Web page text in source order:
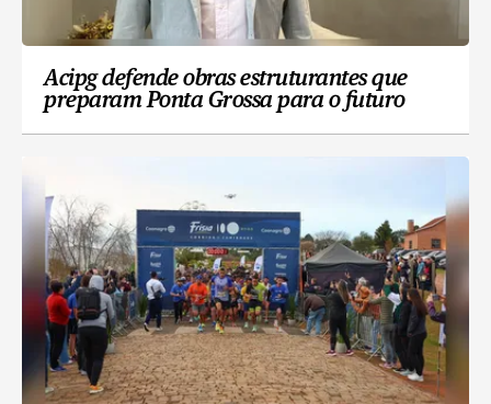
Acipg defende obras estruturantes que
preparam Ponta Grossa para o futuro